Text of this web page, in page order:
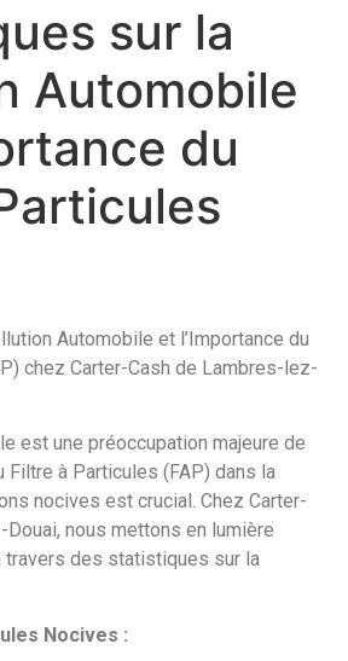
sur la
Automobile
du
Automobile et l’Importance du
chez Carter-Cash de Lambres-lez-
est une préoccupation majeure de
Filtre à Particules (FAP) dans la
nocives est crucial. Chez Carter-
nous mettons en lumière
travers des statistiques sur la
Nocives :